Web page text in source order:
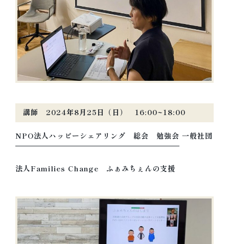
講師 2024年8月25日（日） 16:00~18:00
NPO法人ハッピーシェアリング 総会 勉強会 一般社団
法人Families Change ふぁみちぇんの支援